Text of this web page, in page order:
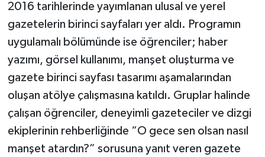
2016 tarihlerinde yayımlanan ulusal ve yerel
gazetelerin birinci sayfaları yer aldı. Programın
uygulamalı bölümünde ise öğrenciler; haber
yazımı, görsel kullanımı, manşet oluşturma ve
gazete birinci sayfası tasarımı aşamalarından
oluşan atölye çalışmasına katıldı. Gruplar halinde
çalışan öğrenciler, deneyimli gazeteciler ve dizgi
ekiplerinin rehberliğinde “O gece sen olsan nasıl
manşet atardın?” sorusuna yanıt veren gazete